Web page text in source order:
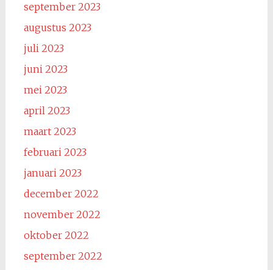
september 2023
augustus 2023
juli 2023
juni 2023
mei 2023
april 2023
maart 2023
februari 2023
januari 2023
december 2022
november 2022
oktober 2022
september 2022